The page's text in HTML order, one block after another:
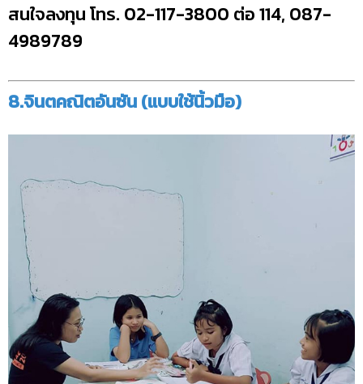
สนใจลงทุน โทร. 02-117-3800 ต่อ 114, 087-
4989789
8.จินตคณิตอันซัน (แบบใช้นิ้วมือ)